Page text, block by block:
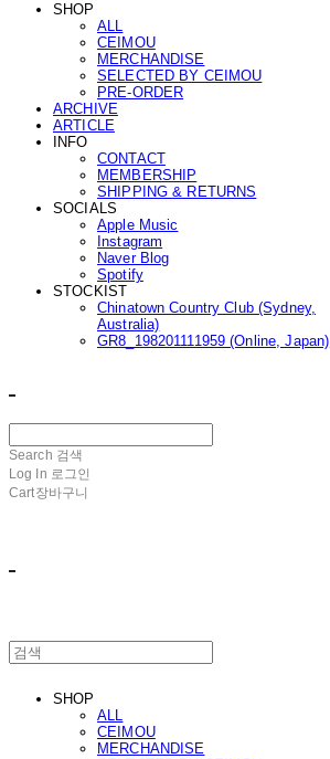
SHOP
ALL
CEIMOU
MERCHANDISE
SELECTED BY CEIMOU
PRE-ORDER
ARCHIVE
ARTICLE
INFO
CONTACT
MEMBERSHIP
SHIPPING & RETURNS
SOCIALS
Apple Music
Instagram
Naver Blog
Spotify
STOCKIST
Chinatown Country Club (Sydney,
Australia)
GR8_198201111959 (Online, Japan)
Search 검색
Log In 로그인
Cart장바구니
SHOP
ALL
CEIMOU
MERCHANDISE